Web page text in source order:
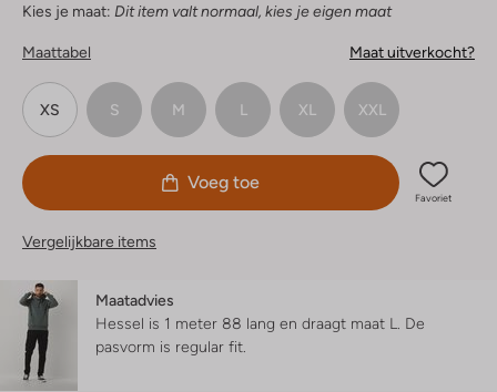
Kies je maat: Dit item valt normaal, kies je eigen maat
Maattabel Maat uitverkocht?
XS S M L XL XXL
Voeg toe
Favoriet
Vergelijkbare items
Maatadvies
Hessel is 1 meter 88 lang en draagt maat L. De
pasvorm is regular fit